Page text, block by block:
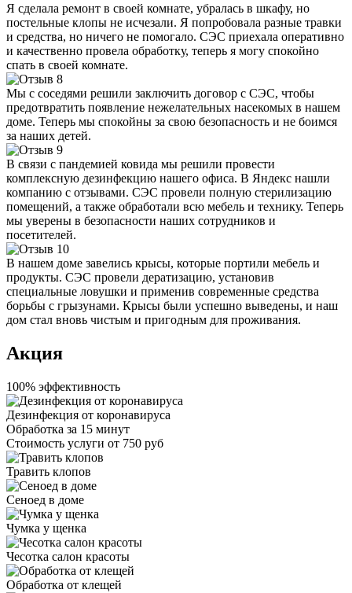
Я сделала ремонт в своей комнате, убралась в шкафу, но
постельные клопы не исчезали. Я попробовала разные травки
и средства, но ничего не помогало. СЭС приехала оперативно
и качественно провела обработку, теперь я могу спокойно
спать в своей комнате.
Мы с соседями решили заключить договор с СЭС, чтобы
предотвратить появление нежелательных насекомых в нашем
доме. Теперь мы спокойны за свою безопасность и не боимся
за наших детей.
В связи с пандемией ковида мы решили провести
комплексную дезинфекцию нашего офиса. В Яндекс нашли
компанию с отзывами. СЭС провели полную стерилизацию
помещений, а также обработали всю мебель и технику. Теперь
мы уверены в безопасности наших сотрудников и
посетителей.
В нашем доме завелись крысы, которые портили мебель и
продукты. СЭС провели дератизацию, установив
специальные ловушки и применив современные средства
борьбы с грызунами. Крысы были успешно выведены, и наш
дом стал вновь чистым и пригодным для проживания.
Акция
100% эффективность
Дезинфекция от коронавируса
Обработка за 15 минут
Стоимость услуги от 750 руб
Травить клопов
Сеноед в доме
Чумка у щенка
Чесотка салон красоты
Обработка от клещей